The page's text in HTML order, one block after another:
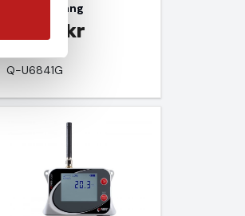
digital ingång
6 990 kr
Q-U6841G